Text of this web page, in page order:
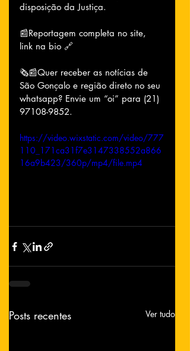
disposição da Justiça.
📰Reportagem completa no site,
link na bio 🔗
🗞📰Quer receber as notícias de
São Gonçalo e região direto no seu
whatsapp? Envie um “oi” para (21)
97108-9852.
https://video.wixstatic.com/video/777
110_171ca31f7e3147338552a866
16a9b423/360p/mp4/file.mp4
Posts recentes Ver tudo